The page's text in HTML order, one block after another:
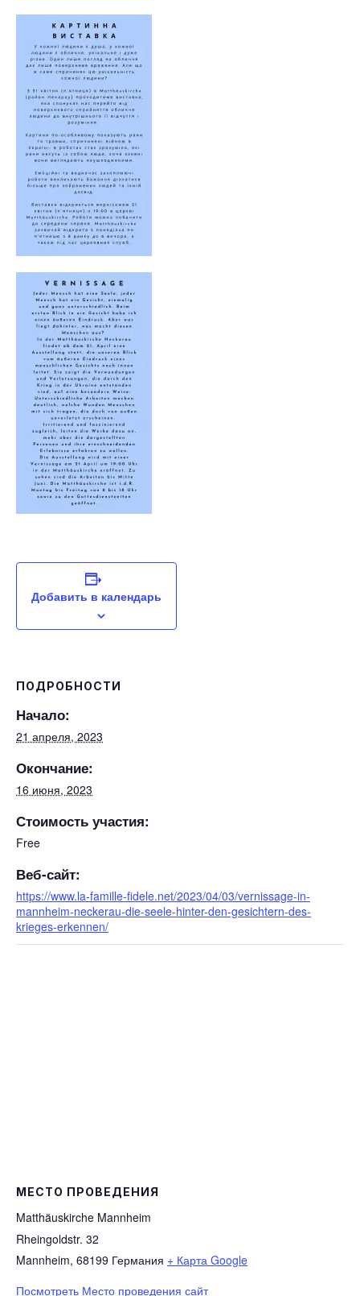
Добавить в календарь
ПОДРОБНОСТИ
Начало:
21 апреля, 2023
Окончание:
16 июня, 2023
Стоимость участия:
Free
Веб-сайт:
https://www.la-famille-fidele.net/2023/04/03/vernissage-in-
mannheim-neckerau-die-seele-hinter-den-gesichtern-des-
krieges-erkennen/
МЕСТО ПРОВЕДЕНИЯ
Matthäuskirche Mannheim
Rheingoldstr. 32
Mannheim, 68199 Германия + Карта Google
Посмотреть Место проведения сайт